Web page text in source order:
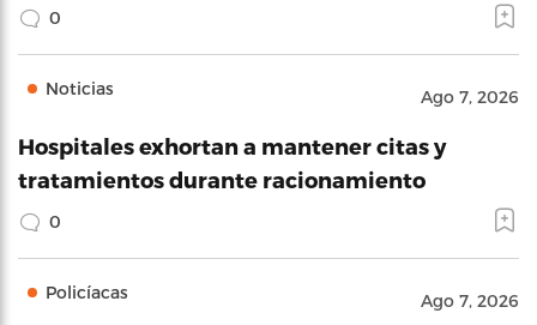
0
Noticias Ago 7, 2026
Hospitales exhortan a mantener citas y
tratamientos durante racionamiento
0
Policíacas Ago 7, 2026